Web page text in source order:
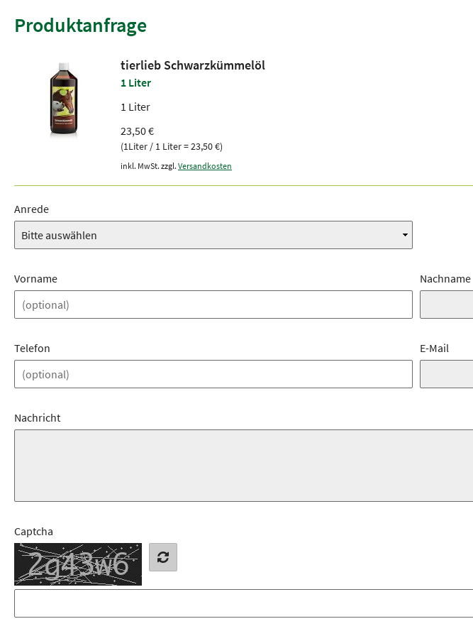
Produktanfrage
tierlieb Schwarzkümmelöl
1 Liter
1 Liter
23,50 €
(1Liter / 1 Liter = 23,50 €)
inkl. MwSt. zzgl. Versandkosten
Anrede
Vorname Nachname
Telefon E-Mail
Nachricht
Captcha